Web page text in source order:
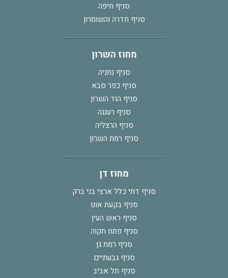
סניף חיפה
סניף חדרה והשומרון
מחוז השרון
סניף נתניה
סניף כפר סבא
סניף הוד השרון
סניף רעננה
סניף הרצליה
סניף רמת השרון
מחוז דן
סניף דתי כלל ארצי בני ברק
סניף בקעת אונו
סניף ראש העין
סניף פתח תקוה
סניף רמת גן
סניף גבעתיים
סניף תל אביב